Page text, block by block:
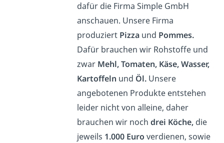
dafür die Firma Simple GmbH
anschauen. Unsere Firma
produziert Pizzaund Pommes.
Dafür brauchen wir Rohstoffe und
zwar Mehl, Tomaten, Käse, Wasser,
Kartoffeln und Öl.Unsere
angebotenen Produkte entstehen
leider nicht von alleine, daher
brauchen wir noch drei Köche,die
jeweils 1.000 Euro verdienen, sowie